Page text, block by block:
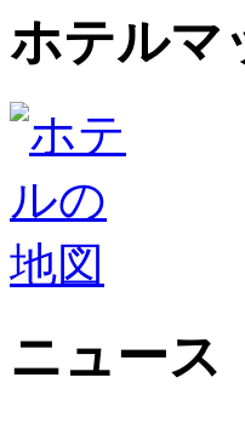
ホテルマ
ニュース